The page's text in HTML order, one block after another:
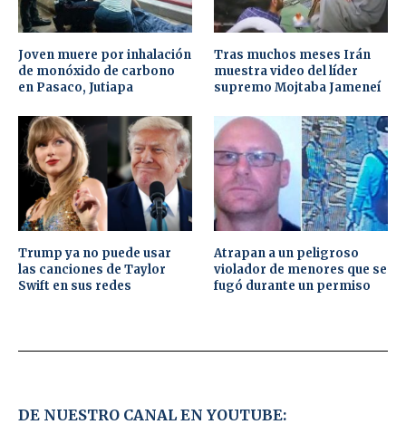
Joven muere por inhalación
de monóxido de carbono
en Pasaco, Jutiapa
Tras muchos meses Irán
muestra video del líder
supremo Mojtaba Jameneí
Trump ya no puede usar
las canciones de Taylor
Swift en sus redes
Atrapan a un peligroso
violador de menores que se
fugó durante un permiso
DE NUESTRO CANAL EN YOUTUBE: